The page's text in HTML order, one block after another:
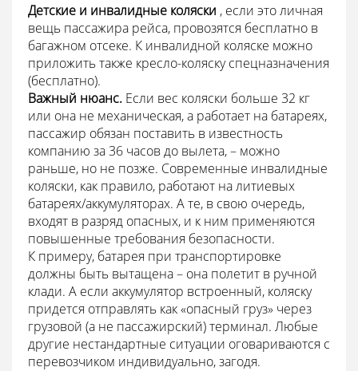
Детские и инвалидные коляски , если это личная
вещь пассажира рейса, провозятся бесплатно в
багажном отсеке. К инвалидной коляске можно
приложить также кресло-коляску спецназначения
(бесплатно).
Важный нюанс. Если вес коляски больше 32 кг
или она не механическая, а работает на батареях,
пассажир обязан поставить в известность
компанию за 36 часов до вылета, – можно
раньше, но не позже. Современные инвалидные
коляски, как правило, работают на литиевых
батареях/аккумуляторах. А те, в свою очередь,
входят в разряд опасных, и к ним применяются
повышенные требования безопасности.
К примеру, батарея при транспортировке
должны быть вытащена – она полетит в ручной
клади. А если аккумулятор встроенный, коляску
придется отправлять как «опасный груз» через
грузовой (а не пассажирский) терминал. Любые
другие нестандартные ситуации оговариваются с
перевозчиком индивидуально, загодя.